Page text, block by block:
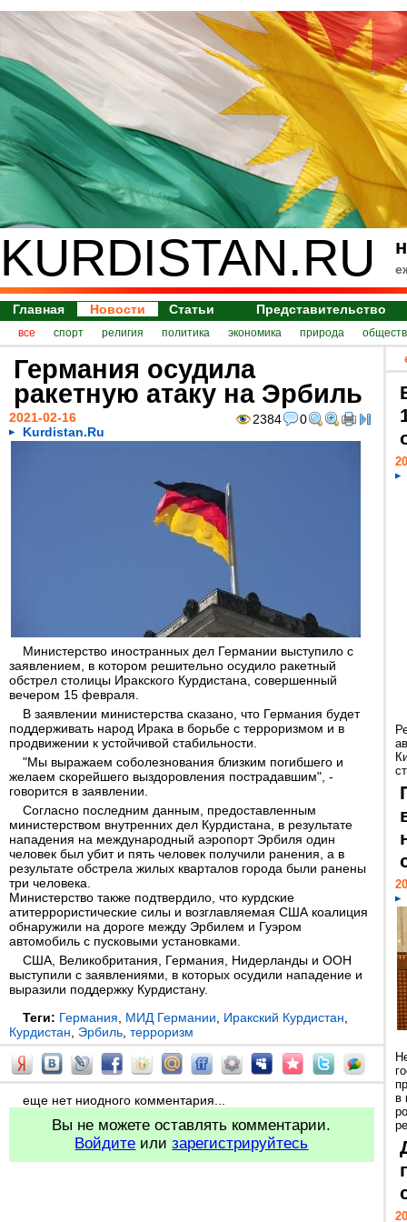
KURDISTAN.RU
Главная Новости Статьи Представительство
все спорт религия политика экономика природа
Германия осудила
ракетную атаку на Эрбиль
2384 0
2021-02-16
Kurdistan.Ru
Министерство иностранных дел Германии выступило с
заявлением, в котором решительно осудило ракетный
обстрел столицы Иракского Курдистана, совершенный
вечером 15 февраля.
В заявлении министерства сказано, что Германия будет
поддерживать народ Ирака в борьбе с терроризмом и в
продвижении к устойчивой стабильности.
"Мы выражаем соболезнования близким погибшего и
желаем скорейшего выздоровления пострадавшим", -
говорится в заявлении.
Согласно последним данным, предоставленным
министерством внутренних дел Курдистана, в результате
нападения на международный аэропорт Эрбиля один
человек был убит и пять человек получили ранения, а в
результате обстрела жилых кварталов города были ранены
три человека.
Министерство также подтвердило, что курдские
атитеррористические силы и возглавляемая США коалиция
обнаружили на дороге между Эрбилем и Гуэром
автомобиль с пусковыми установками.
США, Великобритания, Германия, Нидерланды и ООН
выступили с заявлениями, в которых осудили нападение и
выразили поддержку Курдистану.
Теги: Германия МИД Германии Иракский Курдистан
Курдистан
Эрбиль терроризм
еще нет ниодного комментария...
Вы не можете оставлять комментарии.
Войдите илизарегистрируйтесь
в